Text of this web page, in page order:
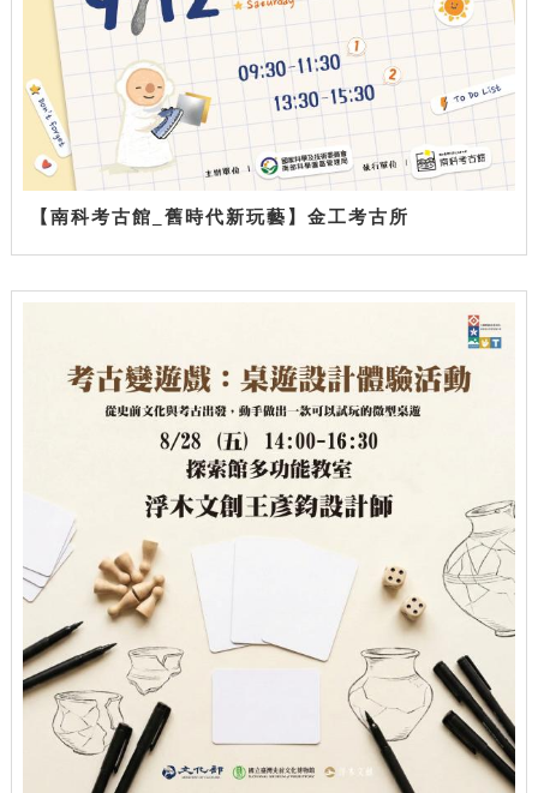
【南科考古館_舊時代新玩藝】金工考古所